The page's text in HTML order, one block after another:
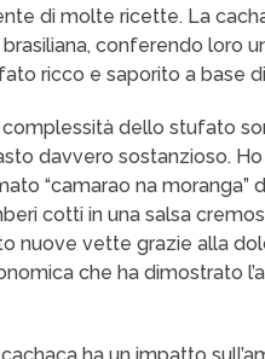
di molte ricette. La
conferendo loro
ricco e saporito a base
dello stufato
davvero sostanzioso.
“camarao na moranga”
cotti in una salsa
nuove vette grazie alla
che ha dimostrato